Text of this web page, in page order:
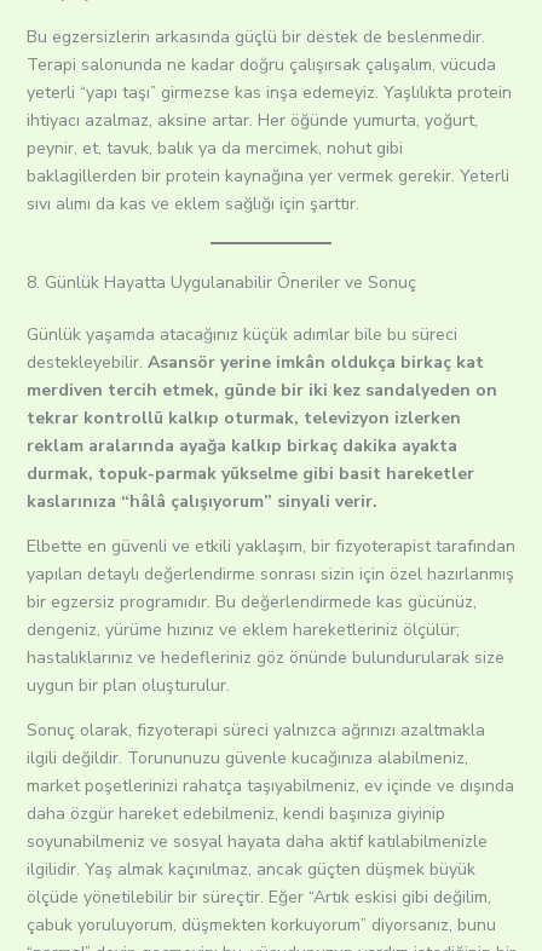
Bu egzersizlerin arkasında güçlü bir destek de beslenmedir.
Terapi salonunda ne kadar doğru çalışırsak çalışalım, vücuda
yeterli “yapı taşı” girmezse kas inşa edemeyiz. Yaşlılıkta protein
ihtiyacı azalmaz, aksine artar. Her öğünde yumurta, yoğurt,
peynir, et, tavuk, balık ya da mercimek, nohut gibi
baklagillerden bir protein kaynağına yer vermek gerekir. Yeterli
sıvı alımı da kas ve eklem sağlığı için şarttır.
8. Günlük Hayatta Uygulanabilir Öneriler ve Sonuç
Günlük yaşamda atacağınız küçük adımlar bile bu süreci
destekleyebilir. Asansör yerine imkân oldukça birkaç kat
merdiven tercih etmek, günde bir iki kez sandalyeden on
tekrar kontrollü kalkıp oturmak, televizyon izlerken
reklam aralarında ayağa kalkıp birkaç dakika ayakta
durmak, topuk-parmak yükselme gibi basit hareketler
kaslarınıza “hâlâ çalışıyorum” sinyali verir.
Elbette en güvenli ve etkili yaklaşım, bir fizyoterapist tarafından
yapılan detaylı değerlendirme sonrası sizin için özel hazırlanmış
bir egzersiz programıdır. Bu değerlendirmede kas gücünüz,
dengeniz, yürüme hızınız ve eklem hareketleriniz ölçülür;
hastalıklarınız ve hedefleriniz göz önünde bulundurularak size
uygun bir plan oluşturulur.
Sonuç olarak, fizyoterapi süreci yalnızca ağrınızı azaltmakla
ilgili değildir. Torununuzu güvenle kucağınıza alabilmeniz,
market poşetlerinizi rahatça taşıyabilmeniz, ev içinde ve dışında
daha özgür hareket edebilmeniz, kendi başınıza giyinip
soyunabilmeniz ve sosyal hayata daha aktif katılabilmenizle
ilgilidir. Yaş almak kaçınılmaz, ancak güçten düşmek büyük
ölçüde yönetilebilir bir süreçtir. Eğer “Artık eskisi gibi değilim,
çabuk yoruluyorum, düşmekten korkuyorum” diyorsanız, bunu